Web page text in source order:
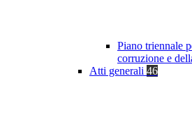
Piano triennale
corruzione e
Atti generali 46